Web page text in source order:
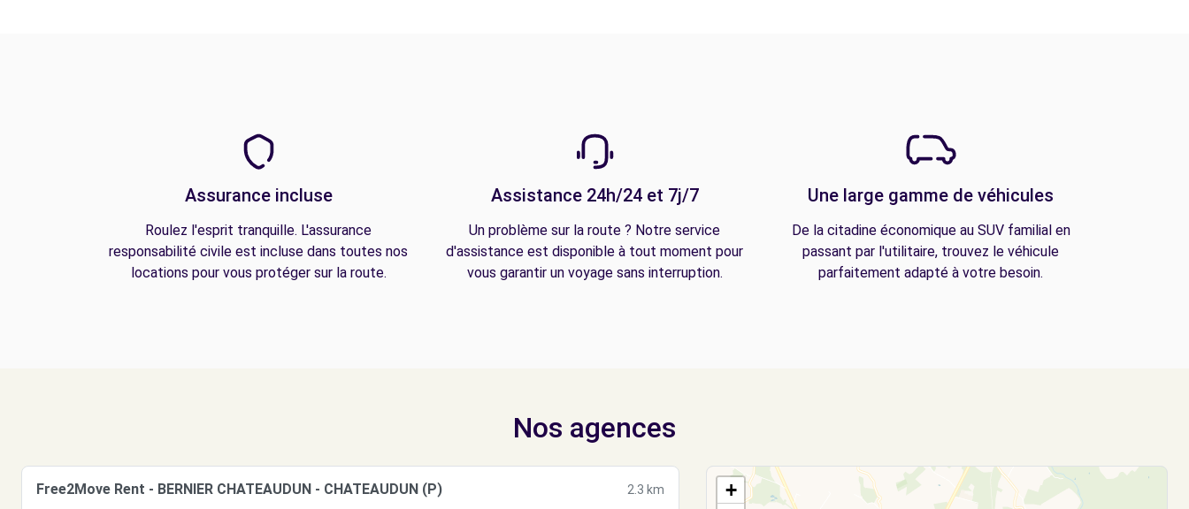
Assurance incluse
Roulez l'esprit tranquille. L'assurance
responsabilité civile est incluse dans toutes nos
locations pour vous protéger sur la route.
Assistance 24h/24 et 7j/7
Un problème sur la route ? Notre service
d'assistance est disponible à tout moment pour
vous garantir un voyage sans interruption.
Une large gamme de véhicules
De la citadine économique au SUV familial en
passant par l'utilitaire, trouvez le véhicule
parfaitement adapté à votre besoin.
Nos agences
Free2Move Rent - BERNIER CHATEAUDUN - CHATEAUDUN (P) 2.3 km
+